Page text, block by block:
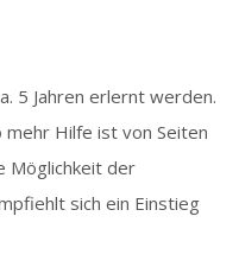
5 Jahren erlernt werden.
mehr Hilfe ist von Seiten
Möglichkeit der
sich ein Einstieg